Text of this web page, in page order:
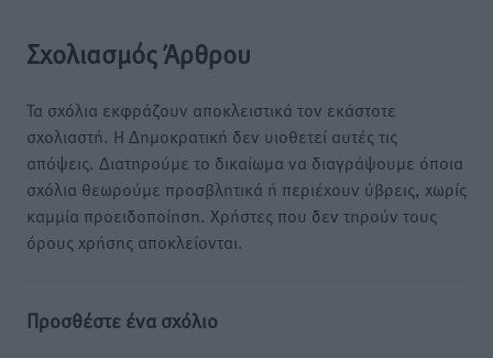
Σχολιασμός Άρθρου
Τα σχόλια εκφράζουν αποκλειστικά τον εκάστοτε
σχολιαστή. Η Δημοκρατική δεν υιοθετεί αυτές τις
απόψεις. Διατηρούμε το δικαίωμα να διαγράψουμε όποια
σχόλια θεωρούμε προσβλητικά ή περιέχουν ύβρεις, χωρίς
καμμία προειδοποίηση. Χρήστες που δεν τηρούν τους
όρους χρήσης αποκλείονται.
Προσθέστε ένα σχόλιο